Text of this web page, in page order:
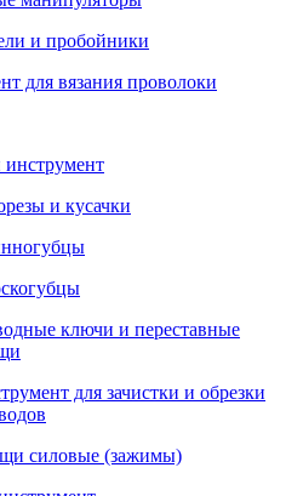
и пробойники
для вязания проволоки
и кусачки
ключи и переставные
для зачистки и обрезки
силовые (зажимы)